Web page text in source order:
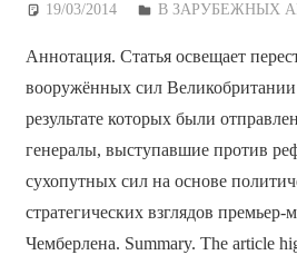
19/03/2014 Дежурный по
В ЗАРУБЕЖНЫХ
Аннотация. Статья освещает
вооружённых сил
результате которых были
генералы, выступавшие против
сухопутных сил на основе
стратегических взглядов
Чемберлена. Summary. The article